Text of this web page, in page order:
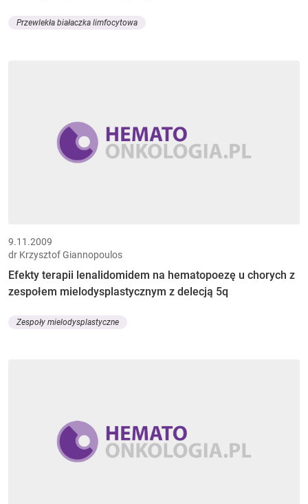
Przewlekła białaczka limfocytowa
9.11.2009
dr Krzysztof Giannopoulos
Efekty terapii lenalidomidem na hematopoezę u chorych z
zespołem mielodysplastycznym z delecją 5q
Zespoły mielodysplastyczne